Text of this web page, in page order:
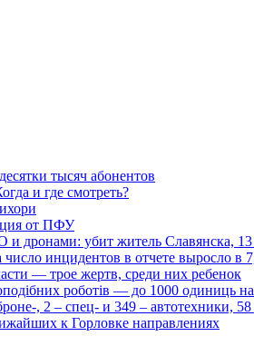
тысяч абонентов
и где смотреть?
от ПФУ
дронами: убит житель Славянска,
инцидентов в отчете выросло в
— трое жертв, среди них ребенок
роботів — до 1000 одиниць на
, 2 – спец- и 349 – автотехники,
к Горловке направлениях